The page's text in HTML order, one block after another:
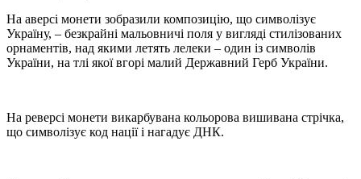
На аверсі монети зобразили композицію, що символізує
Україну, – безкрайні мальовничі поля у вигляді стилізованих
орнаментів, над якими летять лелеки – один із символів
України, на тлі якої вгорі малий Державний Герб України.
На реверсі монети викарбувана кольорова вишивана стрічка,
що символізує код нації і нагадує ДНК.